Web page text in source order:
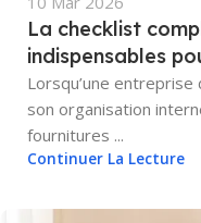
La checklist
indispensables
Lorsqu’une
son organisation
fournitures ...
Continuer La Lecture